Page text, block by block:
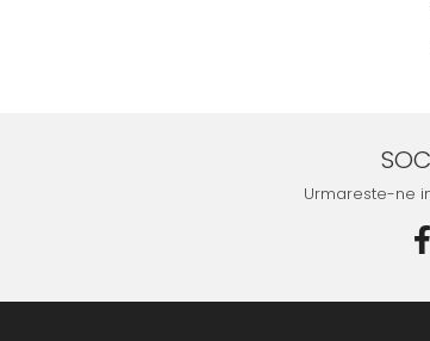
Urmareste-ne